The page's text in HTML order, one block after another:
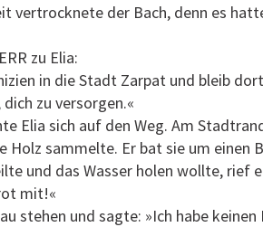
vertrocknete der Bach, denn es
zu Elia:
in die Stadt Zarpat und bleib
zu versorgen.«
Elia sich auf den Weg. Am
Holz sammelte. Er bat sie um einen
und das Wasser holen wollte, rief
mit!«
stehen und sagte: »Ich habe